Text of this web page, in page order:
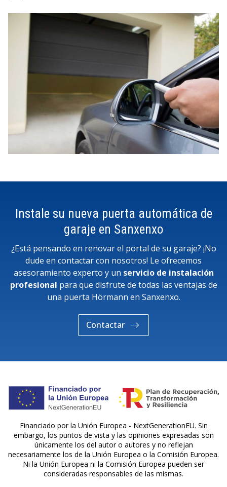
Instale su nueva puerta automática de
garaje en Sanxenxo
¿Está pensando en renovar el portal de su garaje? ¡No
dude en contactar con nosotros! Le ofrecemos
asesoramiento experto y un servicio de instalación
profesional para que disfrute de todas las ventajas de
una puerta Hörmann en Sanxenxo.
Contactar
Financiado por la Unión Europea - NextGenerationEU. Sin
embargo, los puntos de vista y las opiniones expresadas son
únicamente los del autor o autores y no reflejan
necesariamente los de la Unión Europea o la Comisión Europea.
Ni la Unión Europea ni la Comisión Europea pueden ser
consideradas responsables de las mismas.